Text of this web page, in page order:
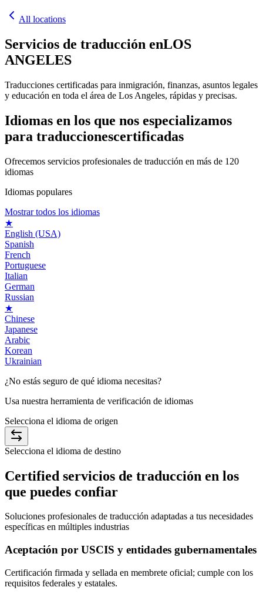
All locations
Servicios de traducción enLOS
ANGELES
Traducciones certificadas para inmigración, finanzas, asuntos legales
y educación en toda el área de Los Angeles, rápidas y precisas.
Idiomas en los que nos especializamos
para traduccionescertificadas
Ofrecemos servicios profesionales de traducción en más de 120
idiomas
Idiomas populares
Mostrar todos los idiomas
★
English (USA)
Spanish
French
Portuguese
Italian
German
Russian
★
Chinese
Japanese
Arabic
Korean
Ukrainian
¿No estás seguro de qué idioma necesitas?
Usa nuestra herramienta de verificación de idiomas
Selecciona el idioma de origen
Selecciona el idioma de destino
Certified servicios de traducción en los
que puedes confiar
Soluciones profesionales de traducción adaptadas a tus necesidades
específicas en múltiples industrias
Aceptación por USCIS y entidades gubernamentales
Certificación firmada y sellada en membrete oficial; cumple con los
requisitos federales y estatales.